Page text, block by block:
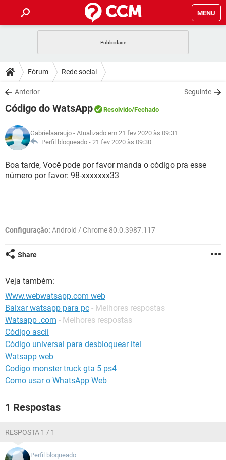
MENU
CELULAR
OUTLOOK
INSTAGRAM GMAIL
GUIA DE COMPRAS
DICAS
JOGOS
INSTAGRAM GMAIL
GUIA DE COMPRAS
DOWNLOADS
JOGOS WHATSAPP
CELULAR
OUTLOOK EXCEL
INSTAGRAM GMAIL
GUIA DE COMPRAS
FÓRUM
JOGOS WHATSAPP
CELULAR
OUTLOOK EXCEL
GLOSSÁRIO
WHATSAPP
CELULAR
GUIA DE COMPRAS
Fórum Rede social
Anterior Seguinte
Código do WatsApp Resolvido/Fechado
Gabrielaaraujo - Atualizado em 21 fev 2020 às 09:31
Perfil bloqueado - 21 fev 2020 às 09:30
Boa tarde, Você pode por favor manda o código pra esse
número por favor: 98-xxxxxxx33
Configuração: Android / Chrome 80.0.3987.117
Share
Veja também:
Www.webwatsapp.com web
Baixar watsapp para pc - Melhores respostas
Watsapp .com - Melhores respostas
Código ascii
Código universal para desbloquear itel
Watsapp web
Codigo monster truck gta 5 ps4
Como usar o WhatsApp Web
1 Respostas
RESPOSTA 1 / 1
Perfil bloqueado